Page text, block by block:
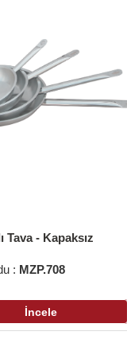
Tava - Kapaksız
: MZP.708
İncele